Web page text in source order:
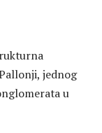
jednog
u